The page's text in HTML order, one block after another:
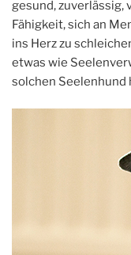
gesund, zuverlässig,
Fähigkeit, sich an
ins Herz zu
etwas wie
solchen Seelenhund